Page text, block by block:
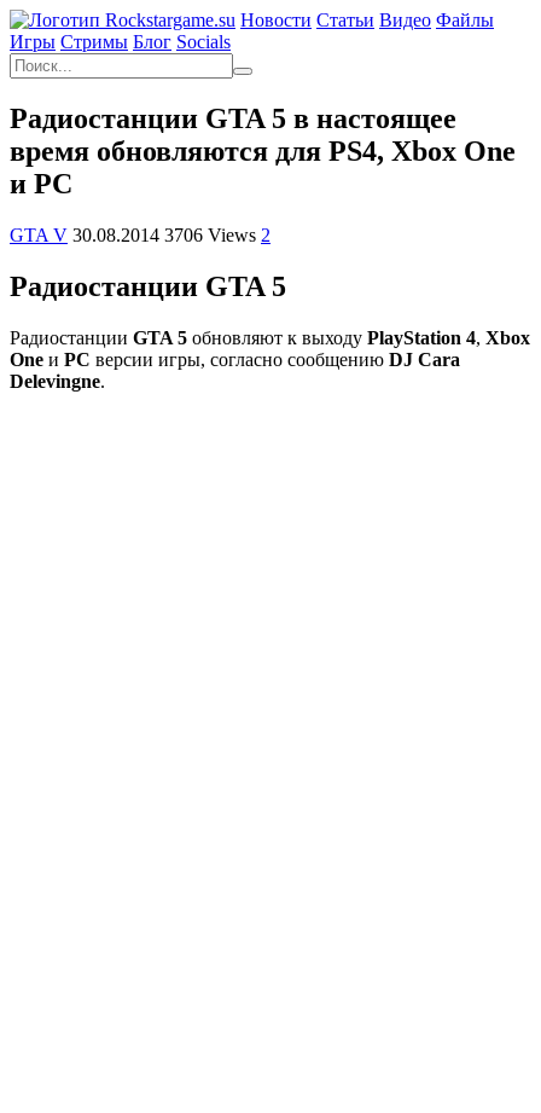
Новости Статьи Видео Файлы
Игры Cтримы Блог Socials
Радиостанции GTA 5 в настоящее
время обновляются для PS4, Xbox One
и PC
GTA V 30.08.2014 3706 Views 2
Радиостанции GTA 5
Радиостанции GTA 5 обновляют к выходу PlayStation 4, Xbox
One и PC версии игры, согласно сообщению DJ Cara
Delevingne.